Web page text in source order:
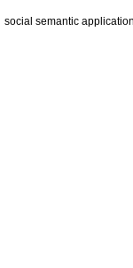
social semantic